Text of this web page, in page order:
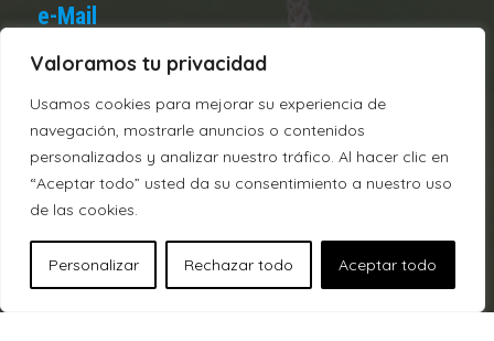
Valoramos tu privacidad
Usamos cookies para mejorar su experiencia de
navegación, mostrarle anuncios o contenidos
personalizados y analizar nuestro tráfico. Al hacer clic en
“Aceptar todo” usted da su consentimiento a nuestro uso
de las cookies.
Personalizar Rechazar todo Aceptar todo
e-Mail
Club:urolake@urolake.eus
Telefonos
Campo:943720312
Oficina:943721928